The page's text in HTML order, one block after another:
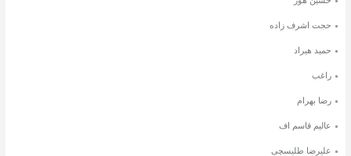
حجت اشرف زاده
حمید هیراد
راغب
رضا بهرام
عالیم قاسم اف
علیرضا طلیسچی